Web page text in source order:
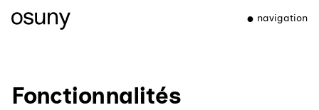
navigation
Fonctionnalités